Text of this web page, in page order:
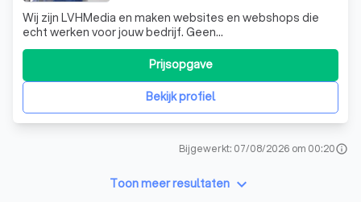
Wij zijn LVHMedia en maken websites en webshops die
echt werken voor jouw bedrijf. Geen
standaardoplossingen, maar een online aanwezigheid die
past bij wie jij bent en waar je naartoe wilt. Of je nu net
start of al een tijdje bezig bent: wij denken met je mee en
vertalen jouw verhaal naar een sterke
Bekijk profiel
Prijsopgave
Bijgewerkt: 07/08/2026 om 00:20info
Toon meer resultaten keyboard_arrow_down